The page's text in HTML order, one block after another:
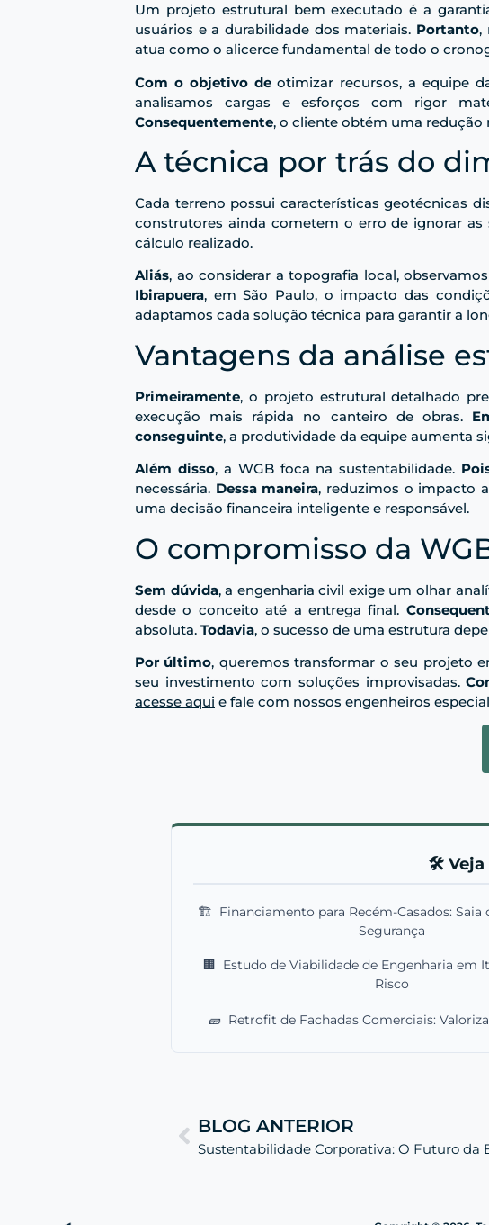
Um projeto estrutural bem executado é a
usuários e a durabilidade dos materiais. Portanto,
atua como o alicerce fundamental de todo o
Com o objetivo deotimizar recursos, a equipe
analisamos cargas e esforços com rigor
Consequentemente, o cliente obtém uma redução
A técnica por trás do
Cada terreno possui características geotécnicas
construtores ainda cometem o erro de ignorar as
cálculo realizado.
Aliás, ao considerar a topografia local,
Ibirapuera, em São Paulo, o impacto das
adaptamos cada solução técnica para garantir a
Vantagens da análise
Primeiramente, o projeto estrutural detalhado
execução mais rápida no canteiro de obras.
conseguinte, a produtividade da equipe aumenta
Além disso, a WGB foca na sustentabilidade.
necessária. Dessa maneira, reduzimos o impacto
uma decisão financeira inteligente e responsável.
O compromisso da
Sem dúvida, a engenharia civil exige um olhar
desde o conceito até a entrega final.
absoluta. Todavia, o sucesso de uma estrutura
Por último, queremos transformar o seu projeto
seu investimento com soluções improvisadas.
acesse aqui e fale com nossos engenheiros
🛠️ Veja
🏗️ Financiamento para Recém-Casados:
Segurança
🏢
Estudo de Viabilidade de Engenharia em
Risco
🧱 Retrofit de Fachadas Comerciais:
BLOG ANTERIOR
Sustentabilidade Corporativa: O Futuro da